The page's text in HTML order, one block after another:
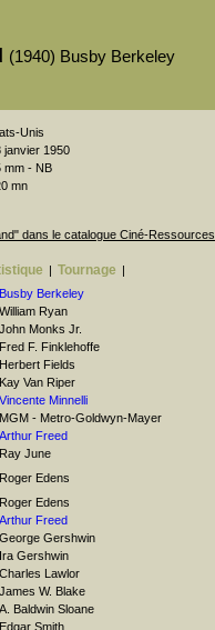
(1940) Busby Berkeley
Unis
janvier 1950
mm - NB
mn
dans le catalogue Ciné-Ressources
| Tournage |
Busby Berkeley
William Ryan
John Monks Jr.
Fred F. Finklehoffe
Herbert Fields
Kay Van Riper
Vincente Minnelli
MGM - Metro-Goldwyn-Mayer
Arthur Freed
Ray June
Roger Edens
Roger Edens
Arthur Freed
George Gershwin
Ira Gershwin
Charles Lawlor
James W. Blake
A. Baldwin Sloane
Edgar Smith